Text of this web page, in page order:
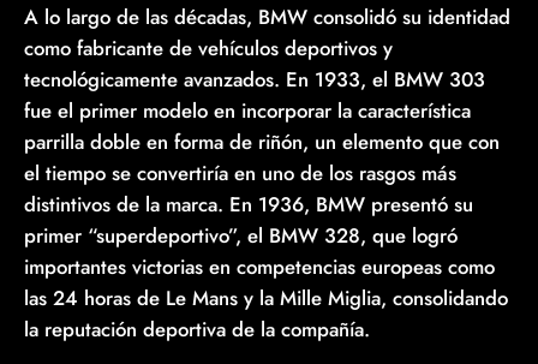
A lo largo de las décadas, BMW consolidó su identidad
como fabricante de vehículos deportivos y
tecnológicamente avanzados. En 1933, el BMW 303
fue el primer modelo en incorporar la característica
parrilla doble en forma de riñón, un elemento que con
el tiempo se convertiría en uno de los rasgos más
distintivos de la marca. En 1936, BMW presentó su
primer “superdeportivo”, el BMW 328, que logró
importantes victorias en competencias europeas como
las 24 horas de Le Mans y la Mille Miglia, consolidando
la reputación deportiva de la compañía.